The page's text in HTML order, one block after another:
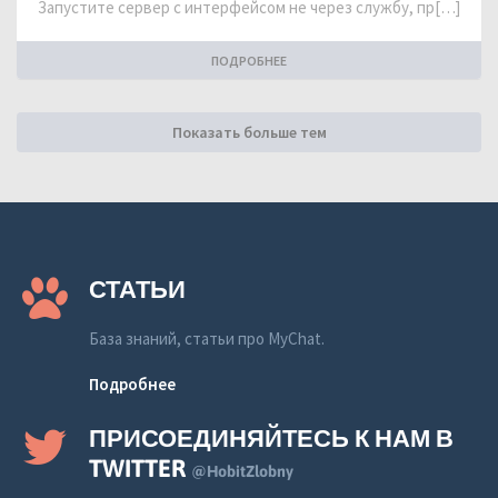
Запустите сервер с интерфейсом не через службу, пр[…]
ПОДРОБНЕЕ
Показать больше тем
СТАТЬИ
База знаний, статьи про MyChat.
Подробнее
ПРИСОЕДИНЯЙТЕСЬ К НАМ В
TWITTER @HobitZlobny